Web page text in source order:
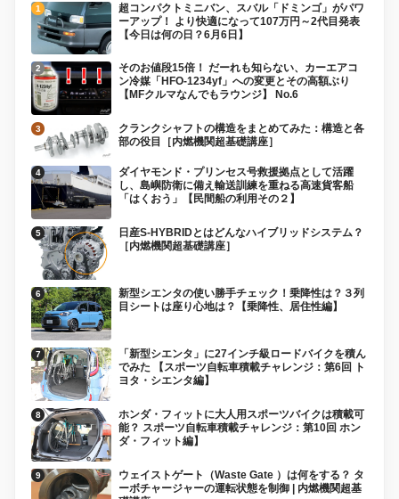
超コンパクトミニバン、スバル「ドミンゴ」がパワ
ーアップ！ より快適になって107万円～2代目発表
【今日は何の日？6月6日】
そのお値段15倍！ だーれも知らない、カーエアコ
ン冷媒「HFO-1234yf」への変更とその高額ぶり
【MFクルマなんでもラウンジ】 No.6
クランクシャフトの構造をまとめてみた：構造と各
部の役目［内燃機関超基礎講座］
ダイヤモンド・プリンセス号救援拠点として活躍
し、島嶼防衛に備え輸送訓練を重ねる高速貨客船
「はくおう」【民間船の利用その２】
日産S-HYBRIDとはどんなハイブリッドシステム？
［内燃機関超基礎講座］
新型シエンタの使い勝手チェック！乗降性は？３列
目シートは座り心地は？【乗降性、居住性編】
「新型シエンタ」に27インチ級ロードバイクを積ん
でみた 【スポーツ自転車積載チャレンジ：第6回 ト
ヨタ・シエンタ編】
ホンダ・フィットに大人用スポーツバイクは積載可
能？ スポーツ自転車積載チャレンジ：第10回 ホン
ダ・フィット編】
ウェイストゲート（Waste Gate ）は何をする？ タ
ーボチャージャーの運転状態を制御 | 内燃機関超基